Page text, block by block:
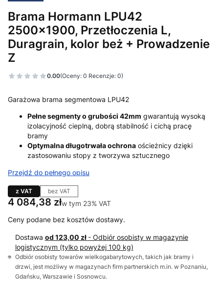
Brama Hormann LPU42
2500x1900, Przetłoczenia L,
Duragrain, kolor beż + Prowadzenie
Z
0.00(Oceny: 0 Recenzje: 0)
Garażowa brama segmentowa LPU42
Pełne segmenty o grubości 42mm gwarantują wysoką
izolacyjność cieplną, dobrą stabilność i cichą pracę
bramy
Optymalna długotrwała ochrona ościeżnicy dzięki
zastosowaniu stopy z tworzywa sztucznego
Przejdź do pełnego opisu
z VAT bez VAT
Cena
4 084,38 złw tym 23% VAT
w tym 23% VAT
Ceny podane bez kosztów dostawy.
Dostawa od 123,00 zł - Odbiór osobisty w magazynie
logistycznym (tylko powyżej 100 kg)
Odbiór osobisty towarów wielkogabarytowych, takich jak bramy i
drzwi, jest możliwy w magazynach firm partnerskich m.in. w Poznaniu,
Gdańsku, Warszawie i Sosnowcu.